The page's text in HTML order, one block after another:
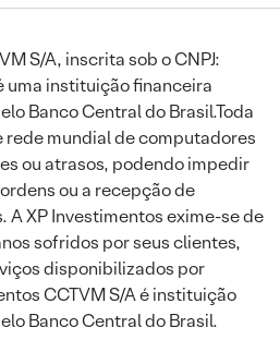
S/A, inscrita sob o CNPJ:
instituição financeira
Banco Central do Brasil.Toda
mundial de computadores
ou atrasos, podendo impedir
ou a recepção de
A XP Investimentos exime-se de
sofridos por seus clientes,
disponibilizados por
CCTVM S/A é instituição
Banco Central do Brasil.